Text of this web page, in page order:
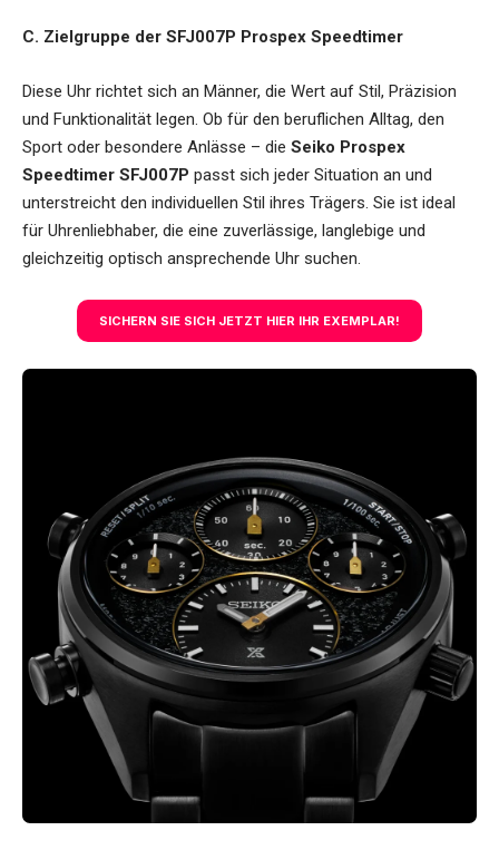
C. Zielgruppe der SFJ007P Prospex Speedtimer
Diese Uhr richtet sich an Männer, die Wert auf Stil, Präzision
und Funktionalität legen. Ob für den beruflichen Alltag, den
Sport oder besondere Anlässe – die Seiko Prospex
Speedtimer SFJ007P passt sich jeder Situation an und
unterstreicht den individuellen Stil ihres Trägers. Sie ist ideal
für Uhrenliebhaber, die eine zuverlässige, langlebige und
gleichzeitig optisch ansprechende Uhr suchen.
SICHERN SIE SICH JETZT HIER IHR EXEMPLAR!